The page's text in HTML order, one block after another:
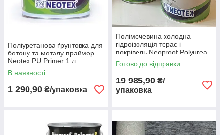
Поліуретанова ґрунтовка для
бетону та металу праймер
Neotex PU Primer 1 л
В наявності
1 290,90 ₴/упаковка
Полімочевина холодна
гідроізоляція терас і
покрівель Neoproof Polyurea
R (А+В) 19 кг біла
Готово до відправки
19 985,90 ₴/
упаковка